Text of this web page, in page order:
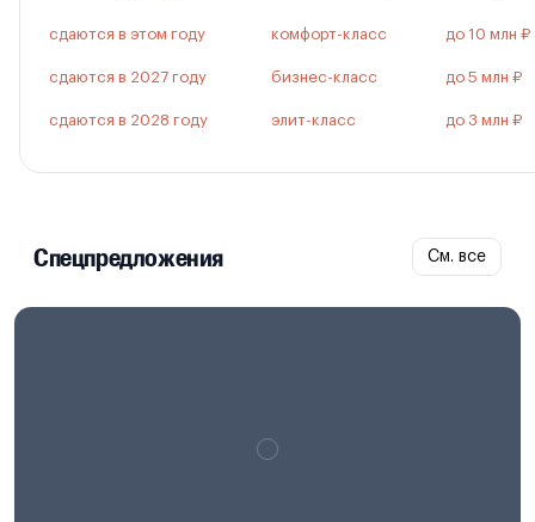
сдаются в этом году
сдаются в 2027 году
сдаются в 2028 году
комфорт-класс
бизнес-класс
элит-класс
до 10 млн ₽
до 5 млн ₽
до 3 млн ₽
Спецпредложения См. все